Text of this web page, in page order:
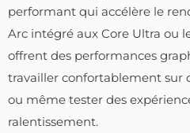
performant qui accélère le
Arc intégré aux Core Ultra ou
offrent des performances
travailler confortablement sur
ou même tester des
ralentissement.